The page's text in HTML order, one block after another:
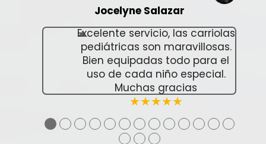
Jocelyne Salazar
Excelente servicio, las carriolas
pediátricas son maravillosas.
Bien equipadas todo para el
uso de cada niño especial.
Muchas gracias
★★★★★
●●●●●●●●●●●●●